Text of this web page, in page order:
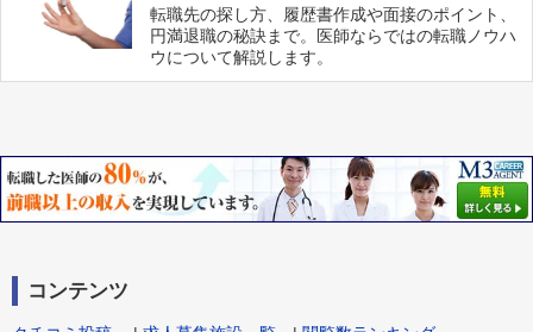
転職先の探し方、履歴書作成や面接のポイント、
円満退職の秘訣まで。医師ならではの転職ノウハ
ウについて解説します。
コンテンツ